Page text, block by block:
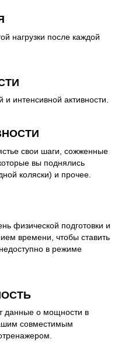
нагрузки после каждой
интенсивной активности.
свои шаги, сожженные
вы поднялись
коляски) и прочее.
физической подготовки и
времени, чтобы ставить
в режиме
данные о мощности в
совместимым